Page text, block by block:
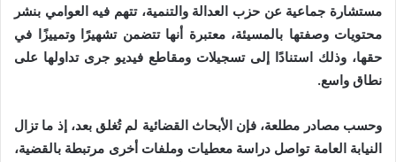
مستشارة جماعية عن حزب العدالة والتنمية، تتهم فيه العوامي بنشر
محتويات وصفتها بالمسيئة، معتبرة أنها تتضمن تشهيرًا وتمييزًا في
حقها، وذلك استنادًا إلى تسجيلات ومقاطع فيديو جرى تداولها على
نطاق واسع.
وحسب مصادر مطلعة، فإن الأبحاث القضائية لم تُغلق بعد، إذ ما تزال
النيابة العامة تواصل دراسة معطيات وملفات أخرى مرتبطة بالقضية،